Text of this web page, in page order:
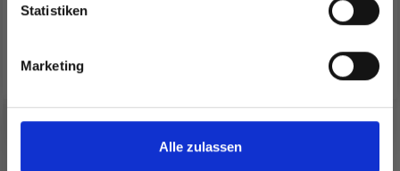
Statistiken
Marketing
Alle zulassen
EUR 5.15
Alle Optionen ansehen
EUR 3.70
Alle Optionen ansehen